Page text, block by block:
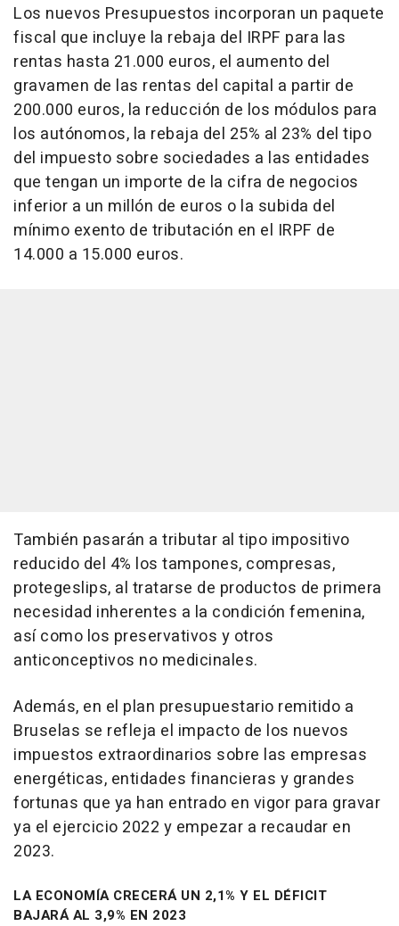
Los nuevos Presupuestos incorporan un paquete
fiscal que incluye la rebaja del IRPF para las
rentas hasta 21.000 euros, el aumento del
gravamen de las rentas del capital a partir de
200.000 euros, la reducción de los módulos para
los autónomos, la rebaja del 25% al 23% del tipo
del impuesto sobre sociedades a las entidades
que tengan un importe de la cifra de negocios
inferior a un millón de euros o la subida del
mínimo exento de tributación en el IRPF de
14.000 a 15.000 euros.
También pasarán a tributar al tipo impositivo
reducido del 4% los tampones, compresas,
protegeslips, al tratarse de productos de primera
necesidad inherentes a la condición femenina,
así como los preservativos y otros
anticonceptivos no medicinales.
Además, en el plan presupuestario remitido a
Bruselas se refleja el impacto de los nuevos
impuestos extraordinarios sobre las empresas
energéticas, entidades financieras y grandes
fortunas que ya han entrado en vigor para gravar
ya el ejercicio 2022 y empezar a recaudar en
2023.
LA ECONOMÍA CRECERÁ UN 2,1% Y EL DÉFICIT
BAJARÁ AL 3,9% EN 2023